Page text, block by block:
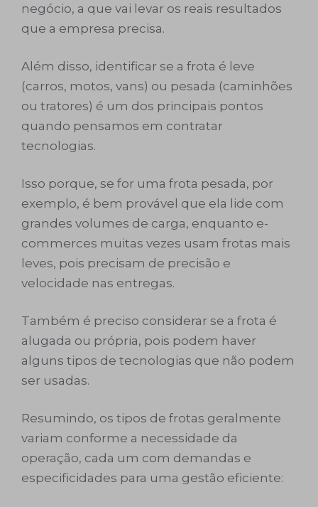
negócio, a que vai levar os reais resultados
que a empresa precisa.
Além disso, identificar se a frota é leve
(carros, motos, vans) ou pesada (caminhões
ou tratores) é um dos principais pontos
quando pensamos em contratar
tecnologias.
Isso porque, se for uma frota pesada, por
exemplo, é bem provável que ela lide com
grandes volumes de carga, enquanto e-
commerces muitas vezes usam frotas mais
leves, pois precisam de precisão e
velocidade nas entregas.
Também é preciso considerar se a frota é
alugada ou própria, pois podem haver
alguns tipos de tecnologias que não podem
ser usadas.
Resumindo, os tipos de frotas geralmente
variam conforme a necessidade da
operação, cada um com demandas e
especificidades para uma gestão eficiente: